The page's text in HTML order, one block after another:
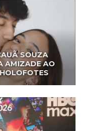
SOUZA
AMIZADE AO